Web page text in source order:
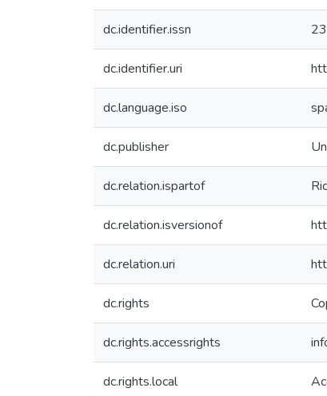
dc.identifier.issn
dc.identifier.uri
dc.language.iso
dc.publisher
dc.relation.ispartof
dc.relation.isversionof
dc.relation.uri
dc.rights
dc.rights.accessrights
dc.rights.local